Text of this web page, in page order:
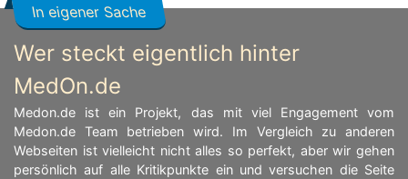
In eigener Sache
Wer steckt eigentlich hinter
MedOn.de
Medon.de ist ein Projekt, das mit viel Engagement vom
Medon.de Team betrieben wird. Im Vergleich zu anderen
Webseiten ist vielleicht nicht alles so perfekt, aber wir gehen
persönlich auf alle Kritikpunkte ein und versuchen die Seite